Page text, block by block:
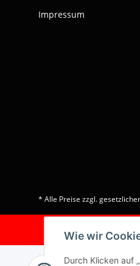
Wie wir
Durch Klicken auf
Impressum
* Alle Preise zzgl.